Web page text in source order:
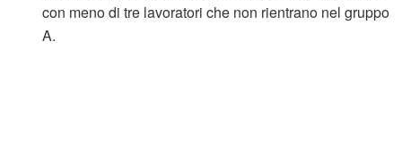
con meno di tre lavoratori che non rientrano nel gruppo
A.